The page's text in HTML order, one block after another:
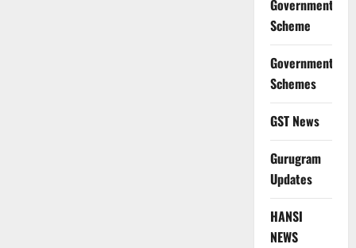
Government
Scheme
Government
Schemes
GST News
Gurugram
Updates
HANSI
NEWS